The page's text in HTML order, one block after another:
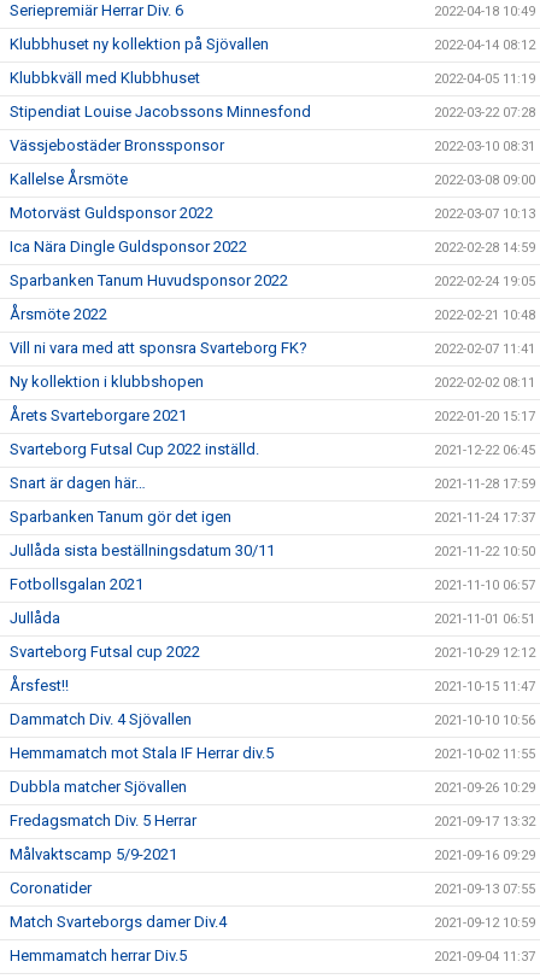
Seriepremiär Herrar Div. 6 2022-04-18 10:49
Klubbhuset ny kollektion på Sjövallen 2022-04-14 08:12
Klubbkväll med Klubbhuset 2022-04-05 11:19
Stipendiat Louise Jacobssons Minnesfond 2022-03-22 07:28
Vässjebostäder Bronssponsor 2022-03-10 08:31
Kallelse Årsmöte 2022-03-08 09:00
Motorväst Guldsponsor 2022 2022-03-07 10:13
Ica Nära Dingle Guldsponsor 2022 2022-02-28 14:59
Sparbanken Tanum Huvudsponsor 2022 2022-02-24 19:05
Årsmöte 2022 2022-02-21 10:48
Vill ni vara med att sponsra Svarteborg FK? 2022-02-07 11:41
Ny kollektion i klubbshopen 2022-02-02 08:11
Årets Svarteborgare 2021 2022-01-20 15:17
Svarteborg Futsal Cup 2022 inställd. 2021-12-22 06:45
Snart är dagen här… 2021-11-28 17:59
Sparbanken Tanum gör det igen 2021-11-24 17:37
Jullåda sista beställningsdatum 30/11 2021-11-22 10:50
Fotbollsgalan 2021 2021-11-10 06:57
Jullåda 2021-11-01 06:51
Svarteborg Futsal cup 2022 2021-10-29 12:12
Årsfest!! 2021-10-15 11:47
Dammatch Div. 4 Sjövallen 2021-10-10 10:56
Hemmamatch mot Stala IF Herrar div.5 2021-10-02 11:55
Dubbla matcher Sjövallen 2021-09-26 10:29
Fredagsmatch Div. 5 Herrar 2021-09-17 13:32
Målvaktscamp 5/9-2021 2021-09-16 09:29
Coronatider 2021-09-13 07:55
Match Svarteborgs damer Div.4 2021-09-12 10:59
Hemmamatch herrar Div.5 2021-09-04 11:37